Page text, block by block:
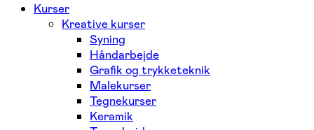
Kurser
Kreative kurser
Syning
Håndarbejde
Grafik og trykketeknik
Malekurser
Tegnekurser
Keramik